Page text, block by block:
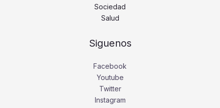
Sociedad
Salud
Siguenos
Facebook
Youtube
Twitter
Instagram